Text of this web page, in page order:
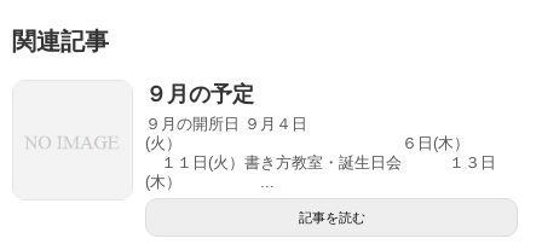
関連記事
９月の予定
９月の開所日 ９月４日
(火） ６日(木）
１１日(火）書き方教室・誕生日会 １３日
(木） ...
記事を読む